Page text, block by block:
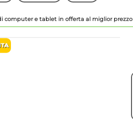
computer e tablet in offerta al miglior prezzo